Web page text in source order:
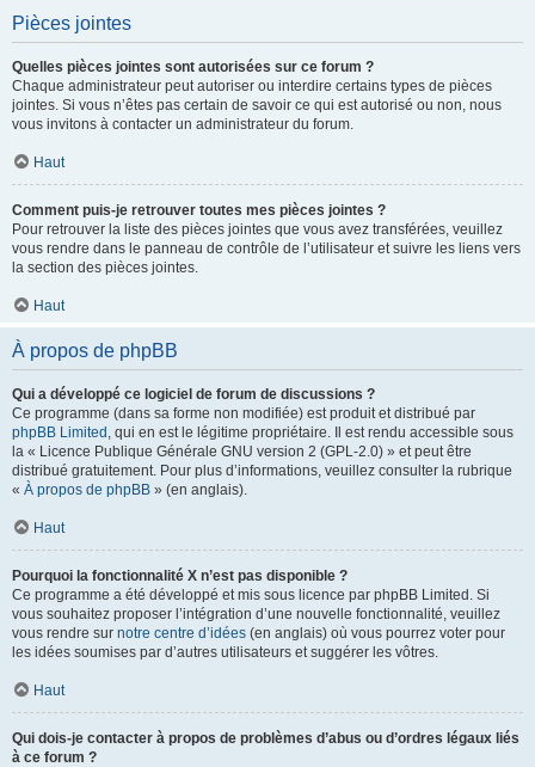
Pièces jointes
Quelles pièces jointes sont autorisées sur ce forum ?
Chaque administrateur peut autoriser ou interdire certains types de pièces
jointes. Si vous n’êtes pas certain de savoir ce qui est autorisé ou non, nous
vous invitons à contacter un administrateur du forum.
Haut
Comment puis-je retrouver toutes mes pièces jointes ?
Pour retrouver la liste des pièces jointes que vous avez transférées, veuillez
vous rendre dans le panneau de contrôle de l’utilisateur et suivre les liens vers
la section des pièces jointes.
Haut
À propos de phpBB
Qui a développé ce logiciel de forum de discussions ?
Ce programme (dans sa forme non modifiée) est produit et distribué par
phpBB Limited , qui en est le légitime propriétaire. Il est rendu accessible sous
la « Licence Publique Générale GNU version 2 (GPL-2.0) » et peut être
distribué gratuitement. Pour plus d’informations, veuillez consulter la rubrique
« À propos de phpBB » (en anglais).
Haut
Pourquoi la fonctionnalité X n’est pas disponible ?
Ce programme a été développé et mis sous licence par phpBB Limited. Si
vous souhaitez proposer l’intégration d’une nouvelle fonctionnalité, veuillez
vous rendre sur notre centre d’idées (en anglais) où vous pourrez voter pour
les idées soumises par d’autres utilisateurs et suggérer les vôtres.
Haut
Qui dois-je contacter à propos de problèmes d’abus ou d’ordres légaux liés
à ce forum ?